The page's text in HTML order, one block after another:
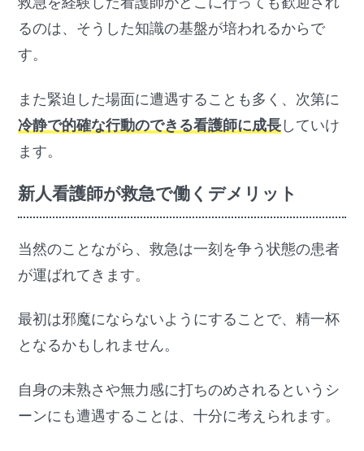
るのは、そうした知識の基盤が培われるからで
す。
また緊迫した場面に遭遇することも多く、次第に
冷静で的確な行動のできる看護師に成長 していけ
ます。
新人看護師が救急で働くデメリット
当然のことながら、救急は一刻を争う状態の患者
が運ばれてきます。
最初は邪魔にならないようにすることで、精一杯
となるかもしれません。
自身の未熟さや無力感に打ちのめされるというシ
ーンにも遭遇することは、十分に考えられます。